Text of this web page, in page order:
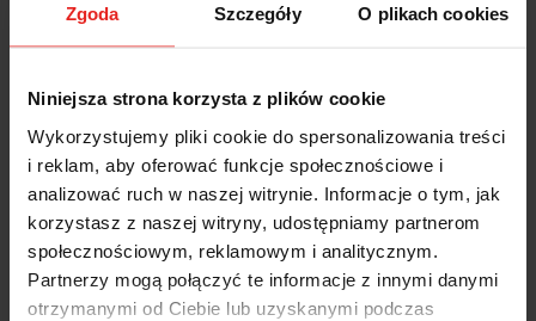
Zgoda Szczegóły O plikach cookies
Niniejsza strona korzysta z plików cookie
Wykorzystujemy pliki cookie do spersonalizowania treści
i reklam, aby oferować funkcje społecznościowe i
analizować ruch w naszej witrynie. Informacje o tym, jak
korzystasz z naszej witryny, udostępniamy partnerom
społecznościowym, reklamowym i analitycznym.
Partnerzy mogą połączyć te informacje z innymi danymi
otrzymanymi od Ciebie lub uzyskanymi podczas
Stahlwille są dostarczane z fabrycznym certyfikatem kalibracji zgodnie z
normą DIN EN ISO 6789-2 i w oparciu o DKD-R 10-8 w celu zapewnienia
identyfikowalności urządzeń pomiarowych.
Szybka regulacja z zewnątrz, nie wymaga demontażu klucza
dynamometrycznego, z dwoma punktami regulacji dla wartości
maksymalnej i minimalnej.
Właściwości:
typu klikowy
łatwe ustawienie
podwójny sygnał stopu
podwójne skale N·m/ft·lb
dokręcanie w kierunku przeciwnym do ruchu wskazówek zegara